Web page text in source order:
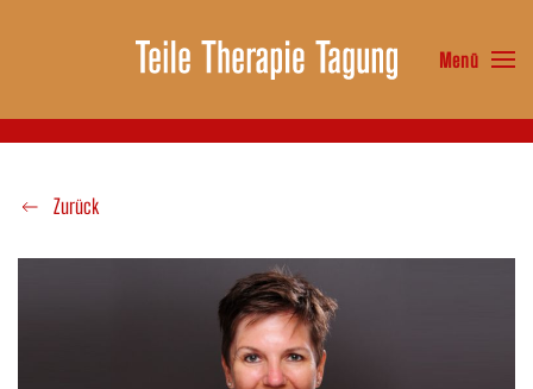
Zum Hauptinhalt springen Menü
Zurück